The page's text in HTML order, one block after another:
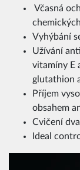
Včasná
Vyhýbání
Užívání
vitamíny E
glutathion
Příjem
obsahem
Cvičení
Ideal